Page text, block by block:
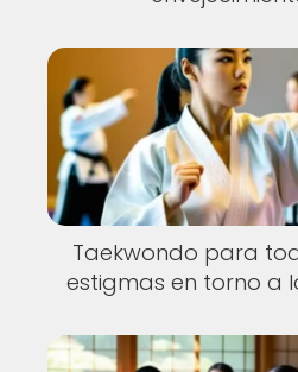
Taekwondo para
estigmas en torno a